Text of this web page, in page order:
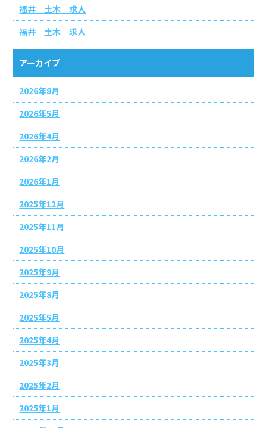
福井 土木 求人
福井 土木 求人
アーカイブ
2026年8月
2026年5月
2026年4月
2026年2月
2026年1月
2025年12月
2025年11月
2025年10月
2025年9月
2025年8月
2025年5月
2025年4月
2025年3月
2025年2月
2025年1月